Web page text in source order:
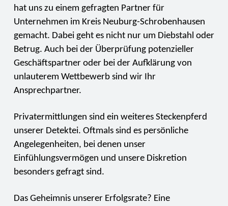
hat uns zu einem gefragten Partner für
Unternehmen im Kreis Neuburg-Schrobenhausen
gemacht. Dabei geht es nicht nur um Diebstahl oder
Betrug. Auch bei der Überprüfung potenzieller
Geschäftspartner oder bei der Aufklärung von
unlauterem Wettbewerb sind wir Ihr
Ansprechpartner.
Privatermittlungen sind ein weiteres Steckenpferd
unserer Detektei. Oftmals sind es persönliche
Angelegenheiten, bei denen unser
Einfühlungsvermögen und unsere Diskretion
besonders gefragt sind.
Das Geheimnis unserer Erfolgsrate? Eine